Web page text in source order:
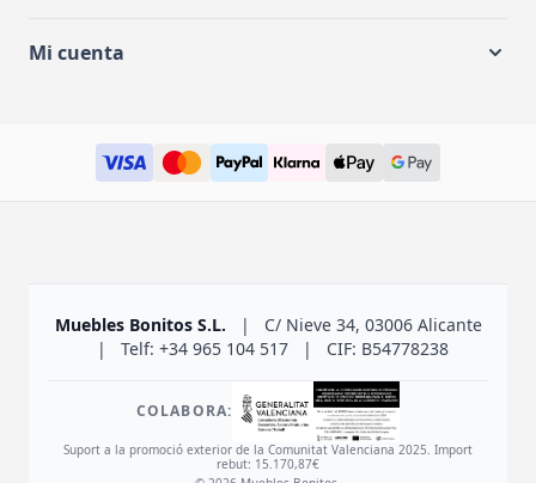
Mi cuenta
Muebles Bonitos S.L. |
C/ Nieve 34, 03006 Alicante
|
Telf: +34 965 104 517 | CIF: B54778238
COLABORA:
Suport a la promoció exterior de la Comunitat Valenciana 2025. Import
rebut: 15.170,87€